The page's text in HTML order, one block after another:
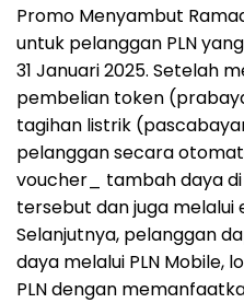
Promo Menyambut
untuk pelanggan PLN
31 Januari 2025. Setelah
pembelian token
tagihan listrik
pelanggan secara
voucher_ tambah daya di
tersebut dan juga
Selanjutnya, pelanggan
daya melalui PLN Mobile,
PLN dengan